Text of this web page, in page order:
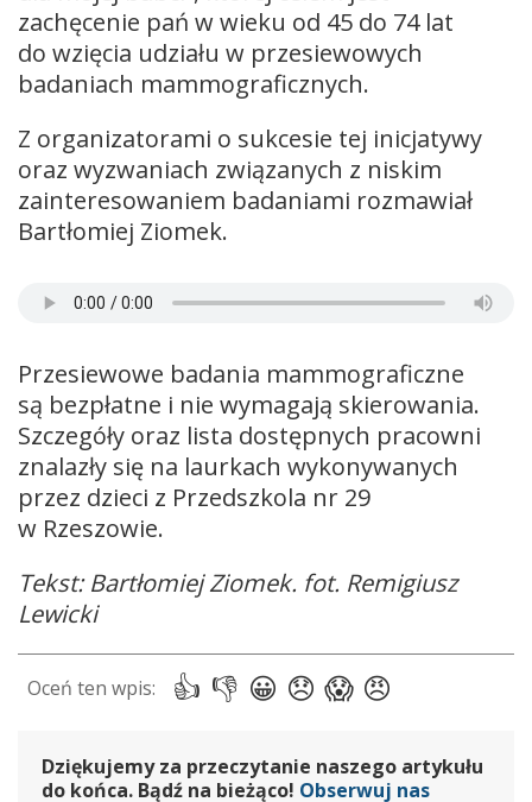
zachęcenie pań w wieku od 45 do 74 lat
do wzięcia udziału w przesiewowych
badaniach mammograficznych.
Z organizatorami o sukcesie tej inicjatywy
oraz wyzwaniach związanych z niskim
zainteresowaniem badaniami rozmawiał
Bartłomiej Ziomek.
Przesiewowe badania mammograficzne
są bezpłatne i nie wymagają skierowania.
Szczegóły oraz lista dostępnych pracowni
znalazły się na laurkach wykonywanych
przez dzieci z Przedszkola nr 29
w Rzeszowie.
Tekst: Bartłomiej Ziomek. fot. Remigiusz
Lewicki
Dziękujemy za przeczytanie naszego artykułu
do końca. Bądź na bieżąco! Obserwuj nas